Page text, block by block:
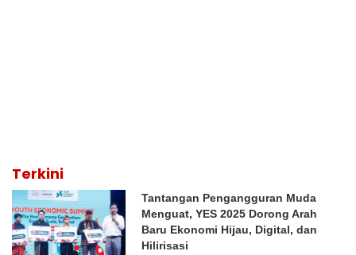
Terkini
Tantangan Pengangguran Muda
Menguat, YES 2025 Dorong Arah
Baru Ekonomi Hijau, Digital, dan
Hilirisasi